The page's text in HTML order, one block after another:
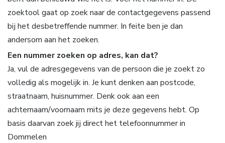
zoektool gaat op zoek naar de contactgegevens passend
bij het desbetreffende nummer. In feite ben je dan
andersom aan het zoeken.
Een nummer zoeken op adres, kan dat?
Ja, vul de adresgegevens van de persoon die je zoekt zo
volledig als mogelijk in. Je kunt denken aan postcode,
straatnaam, huisnummer. Denk ook aan een
achternaam/voornaam mits je deze gegevens hebt. Op
basis daarvan zoek jij direct het telefoonnummer in
Dommelen